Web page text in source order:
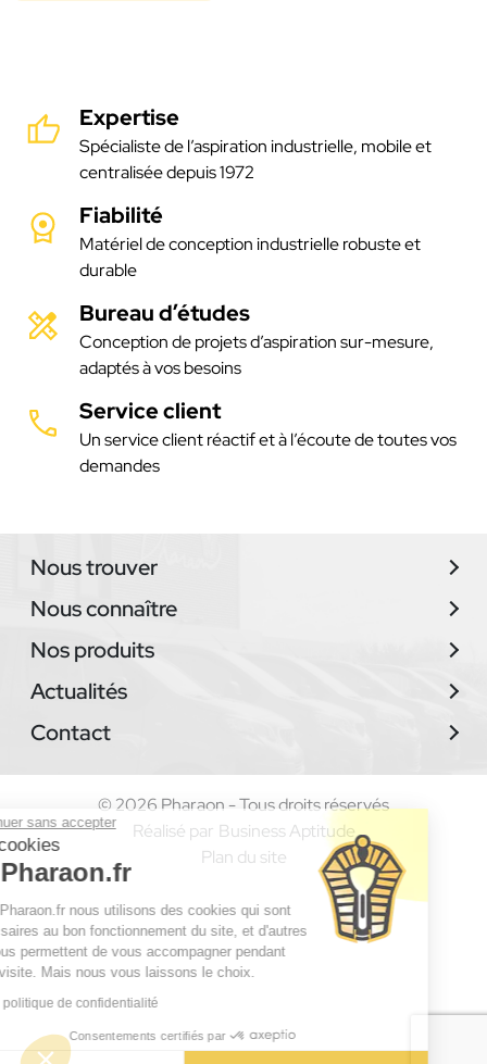
Expertise
Spécialiste de l’aspiration industrielle, mobile et
centralisée depuis 1972
Fiabilité
Matériel de conception industrielle robuste et
durable
Bureau d’études
Conception de projets d’aspiration sur-mesure,
adaptés à vos besoins
Service client
Un service client réactif et à l’écoute de toutes vos
demandes
Nous trouver
Nous connaître
Nos produits
Actualités
Contact
© 2026 Pharaon - Tous droits réservés
Réalisé par Business Aptitude
Plan du site
Continuer sans accepter
Les cookies
de Pharaon.fr
Chez Pharaon.fr nous utilisons des cookies qui sont
nécessaires au bon fonctionnement du site, et d'autres
qui nous permettent de vous accompagner pendant
votre visite. Mais nous vous laissons le choix.
Lire la politique de confidentialité
Consentements certifiés par